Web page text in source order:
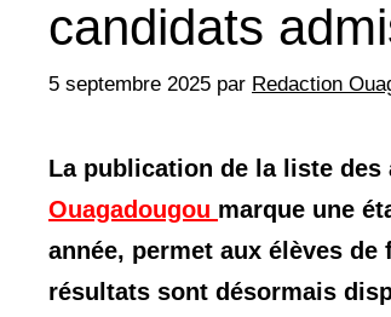
candidats
5 septembre 2025 par Redaction
La publication de la liste des
Ouagadougou marque une
année, permet aux élèves
résultats sont désormais